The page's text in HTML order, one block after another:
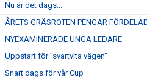
Nu är det dags...
ÅRETS GRÄSROTEN PENGAR
NYEXAMINERADE UNGA LEDARE
Uppstart för "svartvita vägen"
Snart dags för vår Cup